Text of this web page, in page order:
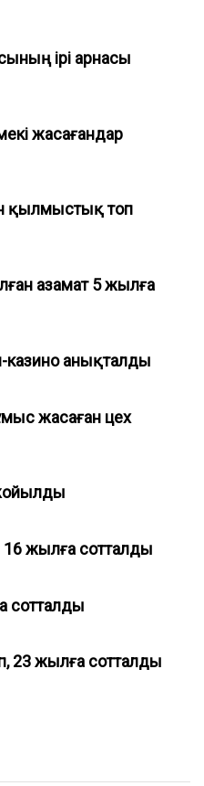
ірі арнасы
жасағандар
қылмыстық топ
азамат 5 жылға
казино анықталды
жасаған цех
16 жылға сотталды
сотталды
23 жылға сотталды